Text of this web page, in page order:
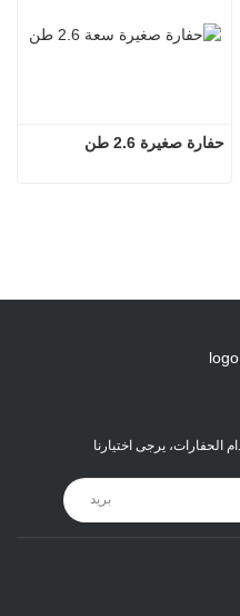
حفارة صغيرة 2.6 طن
الحفارات، يرجى اختيارنا